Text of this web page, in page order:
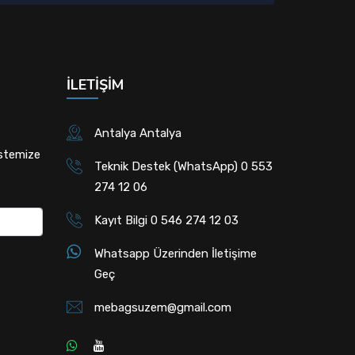
İLETIŞIM
Antalya Antalya
Teknik Destek (WhatsApp) 0 553
274 12 06
Kayıt Bilgi 0 546 274 12 03
Whatsapp Üzerinden İletişime
Geç
mebagsuzem@gmail.com